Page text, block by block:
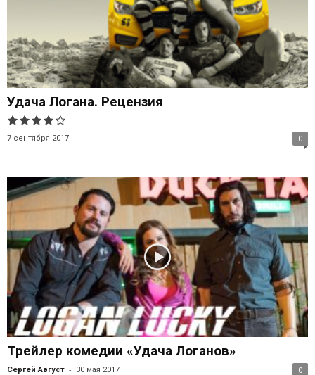
Удача Логана. Рецензия
7 сентября 2017 0
Трейлер комедии «Удача Логанов»
Сергей Август - 30 мая 2017 0